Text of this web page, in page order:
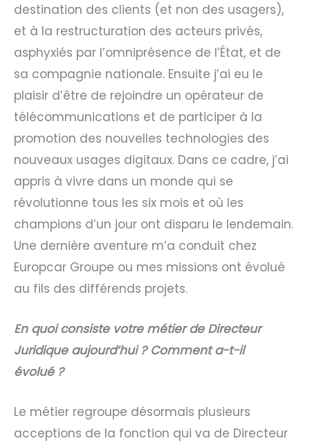
destination des clients (et non des usagers),
et à la restructuration des acteurs privés,
asphyxiés par l’omniprésence de l’État, et de
sa compagnie nationale. Ensuite j’ai eu le
plaisir d’être de rejoindre un opérateur de
télécommunications et de participer à la
promotion des nouvelles technologies des
nouveaux usages digitaux. Dans ce cadre, j’ai
appris à vivre dans un monde qui se
révolutionne tous les six mois et où les
champions d’un jour ont disparu le lendemain.
Une dernière aventure m’a conduit chez
Europcar Groupe ou mes missions ont évolué
au fils des différends projets.
En quoi consiste votre métier de Directeur
Juridique aujourd’hui ? Comment a-t-il
évolué ?
Le métier regroupe désormais plusieurs
acceptions de la fonction qui va de Directeur